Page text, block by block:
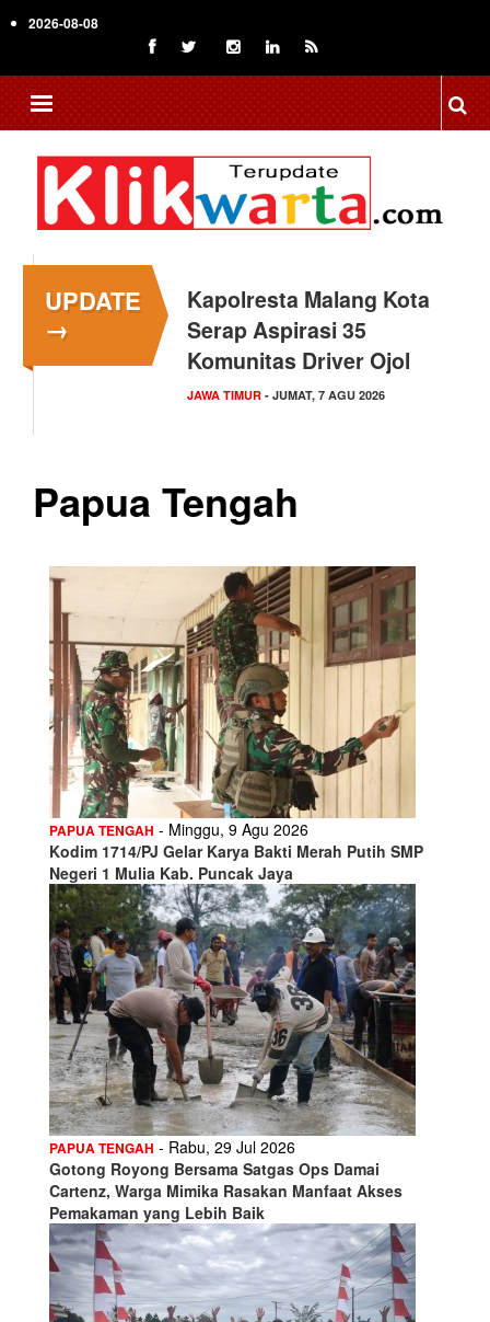
to
content
2026-08-08
UPDATE
→
Kapolresta Malang Kota
Serap Aspirasi 35
Komunitas Driver Ojol
JAWA TIMUR - JUMAT, 7 AGU 2026
Papua Tengah
PAPUA TENGAH - Minggu, 9 Agu 2026
Kodim 1714/PJ Gelar Karya Bakti Merah Putih SMP
Negeri 1 Mulia Kab. Puncak Jaya
PAPUA TENGAH - Rabu, 29 Jul 2026
Gotong Royong Bersama Satgas Ops Damai
Cartenz, Warga Mimika Rasakan Manfaat Akses
Pemakaman yang Lebih Baik